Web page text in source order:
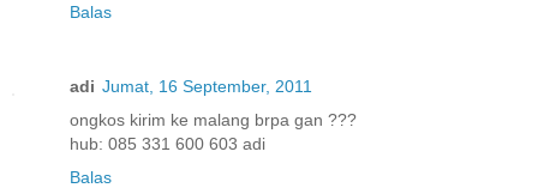
Balas
adi Jumat, 16 September, 2011
ongkos kirim ke malang brpa gan ???
hub: 085 331 600 603 adi
Balas